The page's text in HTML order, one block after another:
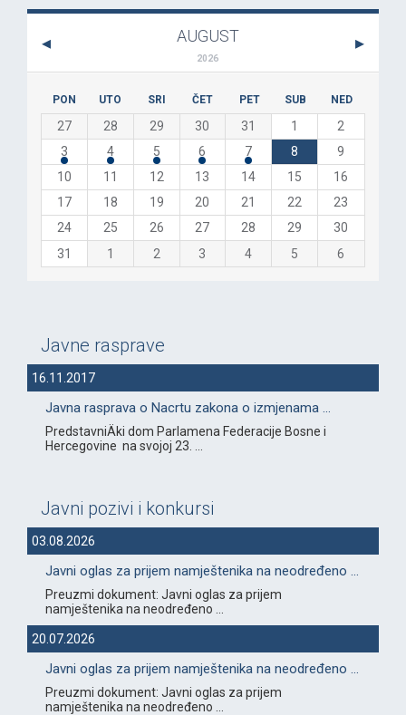
AUGUST
2026
PON UTO SRI ČET PET SUB NED
27 28 29 30 31 1
2
3
4 5 6 7 8
9
10
11 12 13 14 15
16
17
18 19 20 21 22
23
24
25 26 27 28 29
30
31
1 2 3 4 5 6
Javne rasprave
16.11.2017
Javna rasprava o Nacrtu zakona o izmjenama ...
PredstavniÄki dom Parlamena Federacije Bosne i
Hercegovine na svojoj 23. ...
Javni pozivi i konkursi
03.08.2026
Javni oglas za prijem namještenika na neodređeno ...
Preuzmi dokument: Javni oglas za prijem
namještenika na neodređeno ...
20.07.2026
Javni oglas za prijem namještenika na neodređeno ...
Preuzmi dokument: Javni oglas za prijem
namještenika na neodređeno ...